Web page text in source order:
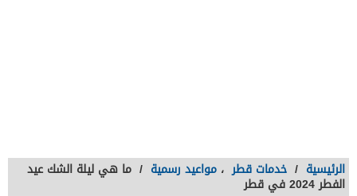
الرئيسية / خدمات قطر ، مواعيد رسمية / ما هي ليلة الشك عيد
الفطر 2024 في قطر